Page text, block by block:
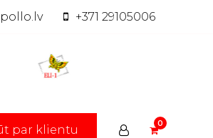
+371 29105006
par klientu